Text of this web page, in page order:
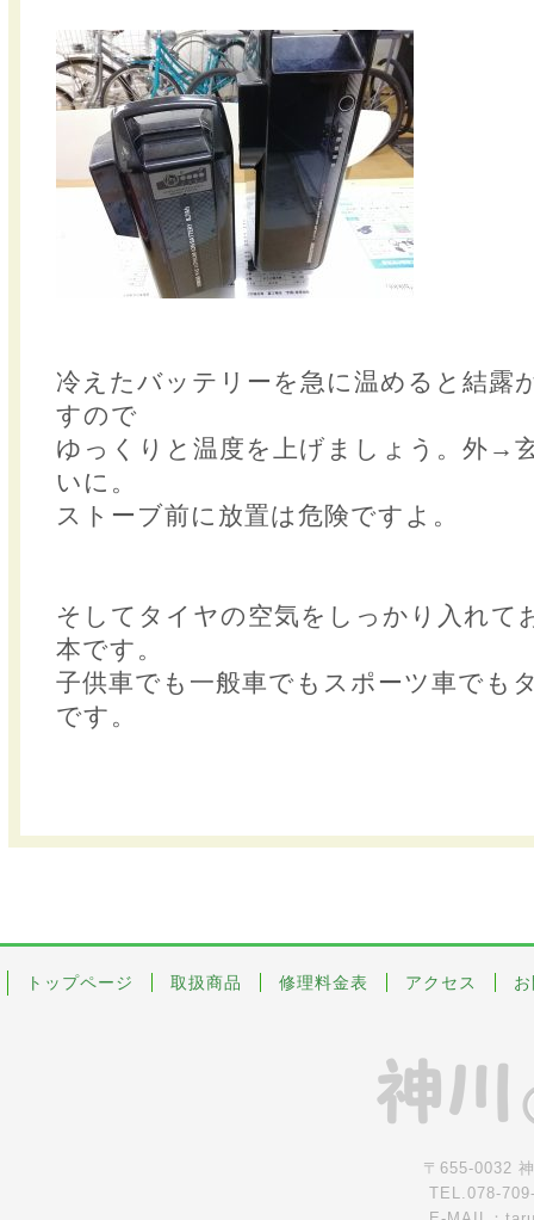
冷えたバッテリーを急に温めると結露
すので
ゆっくりと温度を上げましょう。外→
いに。
ストーブ前に放置は危険ですよ。
そしてタイヤの空気をしっかり入れて
本です。
子供車でも一般車でもスポーツ車でも
です。
トップページ 取扱商品 修理料金表 アクセス
〒655-0032
TEL.078-